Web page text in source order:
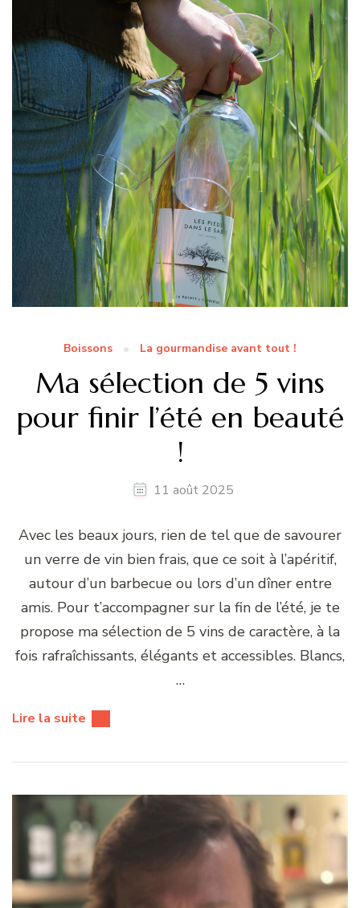
Boissons La gourmandise avant tout !
Ma sélection de 5 vins
pour finir l’été en beauté
!
11 août 2025
Avec les beaux jours, rien de tel que de savourer
un verre de vin bien frais, que ce soit à l’apéritif,
autour d’un barbecue ou lors d’un dîner entre
amis. Pour t’accompagner sur la fin de l’été, je te
propose ma sélection de 5 vins de caractère, à la
fois rafraîchissants, élégants et accessibles. Blancs,
…
Lire la suite